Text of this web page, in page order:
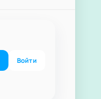
Войти